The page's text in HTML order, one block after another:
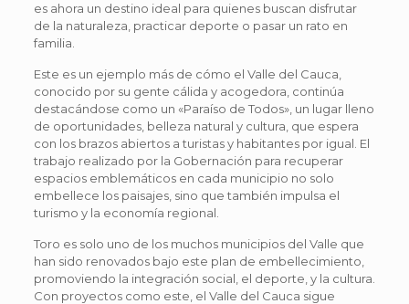
es ahora un destino ideal para quienes buscan disfrutar
de la naturaleza, practicar deporte o pasar un rato en
familia.
Este es un ejemplo más de cómo el Valle del Cauca,
conocido por su gente cálida y acogedora, continúa
destacándose como un «Paraíso de Todos», un lugar lleno
de oportunidades, belleza natural y cultura, que espera
con los brazos abiertos a turistas y habitantes por igual. El
trabajo realizado por la Gobernación para recuperar
espacios emblemáticos en cada municipio no solo
embellece los paisajes, sino que también impulsa el
turismo y la economía regional.
Toro es solo uno de los muchos municipios del Valle que
han sido renovados bajo este plan de embellecimiento,
promoviendo la integración social, el deporte, y la cultura.
Con proyectos como este, el Valle del Cauca sigue